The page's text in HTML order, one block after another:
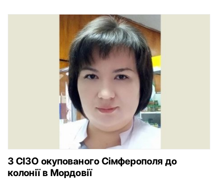
З СІЗО окупованого Сімферополя до
колонії в Мордовії